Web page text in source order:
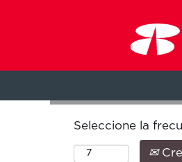
Buscar por
Seleccione la